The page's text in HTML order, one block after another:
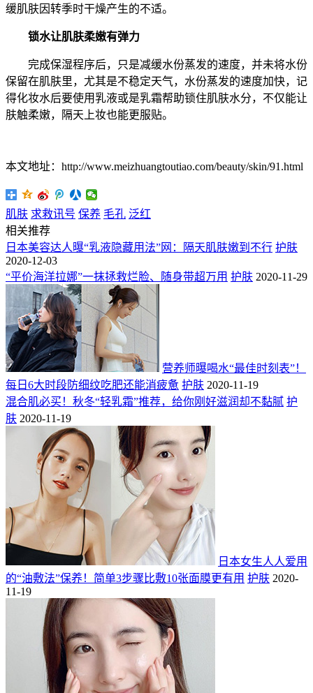
缓肌肤因转季时干燥产生的不适。
锁水让肌肤柔嫩有弹力
完成保湿程序后，只是减缓水份蒸发的速度，并未将水份
保留在肌肤里，尤其是不稳定天气，水份蒸发的速度加快，记
得化妆水后要使用乳液或是乳霜帮助锁住肌肤水分，不仅能让
肤触柔嫩，隔天上妆也能更服贴。
本文地址：http://www.meizhuangtoutiao.com/beauty/skin/91.html
肌肤 求救讯号 保养 毛孔 泛红
相关推荐
日本美容达人曝“乳液隐藏用法”网：隔天肌肤嫩到不行 护肤
2020-12-03
“平价海洋拉娜”一抹拯救烂脸、随身带超万用 护肤 2020-11-29
营养师曝喝水“最佳时刻表”！
每日6大时段防细纹吃肥还能消疲惫 护肤 2020-11-19
混合肌必买！秋冬“轻乳霜”推荐，给你刚好滋润却不黏腻 护
肤 2020-11-19
日本女生人人爱用
的“油敷法”保养！简单3步骤比敷10张面膜更有用 护肤 2020-
11-19